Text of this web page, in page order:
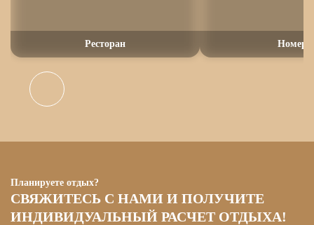
Ресторан Номера
Планируете отдых?
СВЯЖИТЕСЬ С НАМИ И ПОЛУЧИТЕ
ИНДИВИДУАЛЬНЫЙ РАСЧЕТ ОТДЫХА!